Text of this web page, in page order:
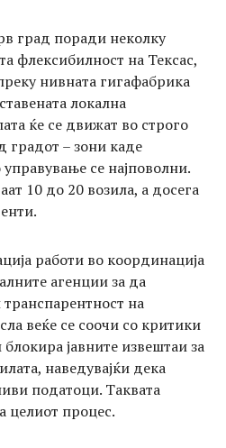
град поради неколку
флексибилност на Тексас,
нивната гигафабрика
локална
ќе се движат во строго
– зони каде
се најповолни.
10 до 20 возила, а досега
работи во координација
агенции за да
на
веќе се соочи со критики
јавните извештаи за
наведувајќи дека
податоци. Таквата
целиот процес.